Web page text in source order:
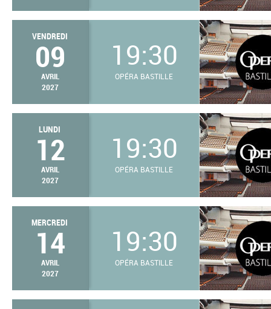
VENDREDI
09
AVRIL
2027
19:30
OPÉRA BASTILLE
LUNDI
12
AVRIL
2027
19:30
OPÉRA BASTILLE
MERCREDI
14
AVRIL
2027
19:30
OPÉRA BASTILLE